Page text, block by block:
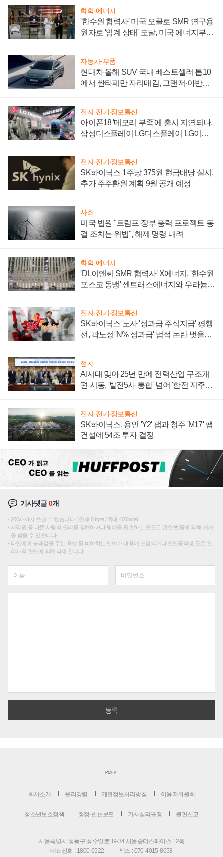
화학·에너지
'한수원 협력사' 미국 오클로 SMR 연구용
원자로 '임계 상태' 도달, 미국 에너지부
자동차·부품
현대차 올해 SUV 국내 베스트셀러 톱10
에서 싼타페만 자리매김, 그랜저·아반떼
전자·전기·정보통신
아이폰18 '메모리 부족'에 출시 지연되나,
삼성디스플레이 LG디스플레이 LG이노
전자·전기·정보통신
SK하이닉스 1주당 375원 현금배당 실시,
추가 주주환원 계획 9월 공개 예정
사회
미국 법원 "트럼프 정부 풍력 프로젝트 동
결 조치는 위법", 해제 명령 내려
화학·에너지
'DL이앤씨 SMR 협력사' X에너지, '한수원
포스코 동맹' 센트러스에너지와 우라늄
전자·전기·정보통신
SK하이닉스 노사 '성과급 주식지급' 평행
선, 곽노정 'N% 성과급' 법적 논란 벗을지
정치
AI시대 맞아 25년 만에 전력산업 구조개
편 시동, '발전5사 통합' 넘어 '한전 지주사'
전자·전기·정보통신
SK하이닉스, 용인 'Y2' 팹과 청주 'M17' 팹
건설에 54조 투자 결정
기사댓글0개
200자까지 쓰실 수 있습니다. (현재 0 byte / 최대 400byte)
저작권 등 다른 사람의 권리를 침해하거나 명예를 훼손하는 댓글은 관련 법률에 의해 제재
를 받을 수 있습니다.
타인에게 불쾌감을 주는 욕설 등 비하하는 단어가 내용에 포함되거나 인신공격성 글은 관
리자의 판단에 의해 삭제 합니다.
PC버전
회사소개 윤리강령 개인정보처리방침 이용자위원회
청소년보호정책 정정·반론보도 기사심의규정 불편신고
서울특별시 성동구 성수일로 39-34 서울숲더스페이스 12층
대표전화 : 1800-6522
팩스 : 070-4015-8658